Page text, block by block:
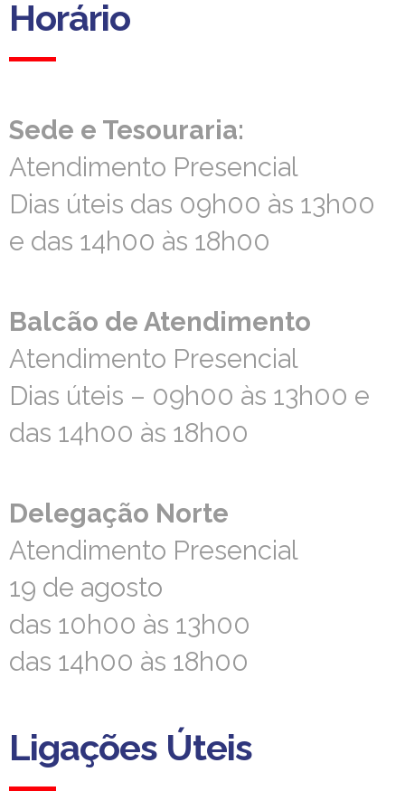
Horário
Horário
Sede e Tesouraria:
Atendimento Presencial
Dias úteis das 09h00 às 13h00
e das 14h00 às 18h00
Sede e Tesouraria:
Atendimento Presencial
Dias úteis das 09h00 às 13h00
e das 14h00 às 18h00
Balcão de Atendimento
Atendimento Presencial
Dias úteis – 09h00 às 13h00 e
das 14h00 às 18h00
Balcão de Atendimento
Atendimento Presencial
Dias úteis – 09h00 às 13h00 e
das 14h00 às 18h00
Delegação Norte
Atendimento Presencial
19 de agosto
das 10h00 às 13h00
das 14h00 às 18h00
Delegação Norte
Atendimento Presencial
19 de agosto
das 10h00 às 13h00
das 14h00 às 18h00
Ligações Úteis
Ligações Úteis